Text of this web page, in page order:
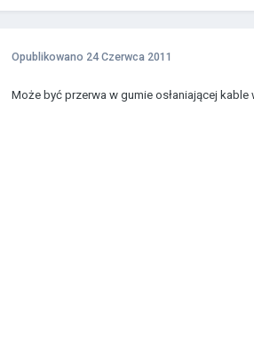
Opublikowano 24 Czerwca 2011
Może być przerwa w gumie osłaniającej